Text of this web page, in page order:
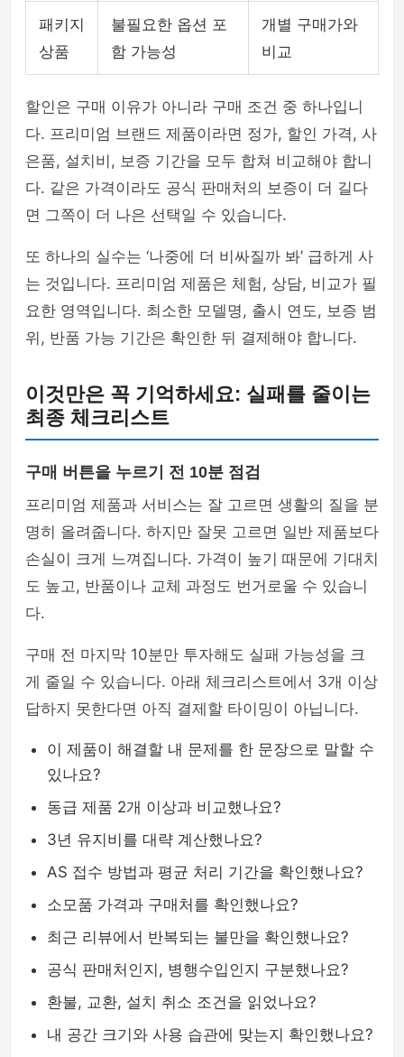
패키지
상품
불필요한 옵션 포
함 가능성
개별 구매가와
비교
할인은 구매 이유가 아니라 구매 조건 중 하나입니
다. 프리미엄 브랜드 제품이라면 정가, 할인 가격, 사
은품, 설치비, 보증 기간을 모두 합쳐 비교해야 합니
다. 같은 가격이라도 공식 판매처의 보증이 더 길다
면 그쪽이 더 나은 선택일 수 있습니다.
또 하나의 실수는 ‘나중에 더 비싸질까 봐’ 급하게 사
는 것입니다. 프리미엄 제품은 체험, 상담, 비교가 필
요한 영역입니다. 최소한 모델명, 출시 연도, 보증 범
위, 반품 가능 기간은 확인한 뒤 결제해야 합니다.
이것만은 꼭 기억하세요: 실패를 줄이는
최종 체크리스트
구매 버튼을 누르기 전 10분 점검
프리미엄 제품과 서비스는 잘 고르면 생활의 질을 분
명히 올려줍니다. 하지만 잘못 고르면 일반 제품보다
손실이 크게 느껴집니다. 가격이 높기 때문에 기대치
도 높고, 반품이나 교체 과정도 번거로울 수 있습니
다.
구매 전 마지막 10분만 투자해도 실패 가능성을 크
게 줄일 수 있습니다. 아래 체크리스트에서 3개 이상
답하지 못한다면 아직 결제할 타이밍이 아닙니다.
이 제품이 해결할 내 문제를 한 문장으로 말할 수
있나요?
동급 제품 2개 이상과 비교했나요?
3년 유지비를 대략 계산했나요?
AS 접수 방법과 평균 처리 기간을 확인했나요?
소모품 가격과 구매처를 확인했나요?
최근 리뷰에서 반복되는 불만을 확인했나요?
공식 판매처인지, 병행수입인지 구분했나요?
환불, 교환, 설치 취소 조건을 읽었나요?
내 공간 크기와 사용 습관에 맞는지 확인했나요?